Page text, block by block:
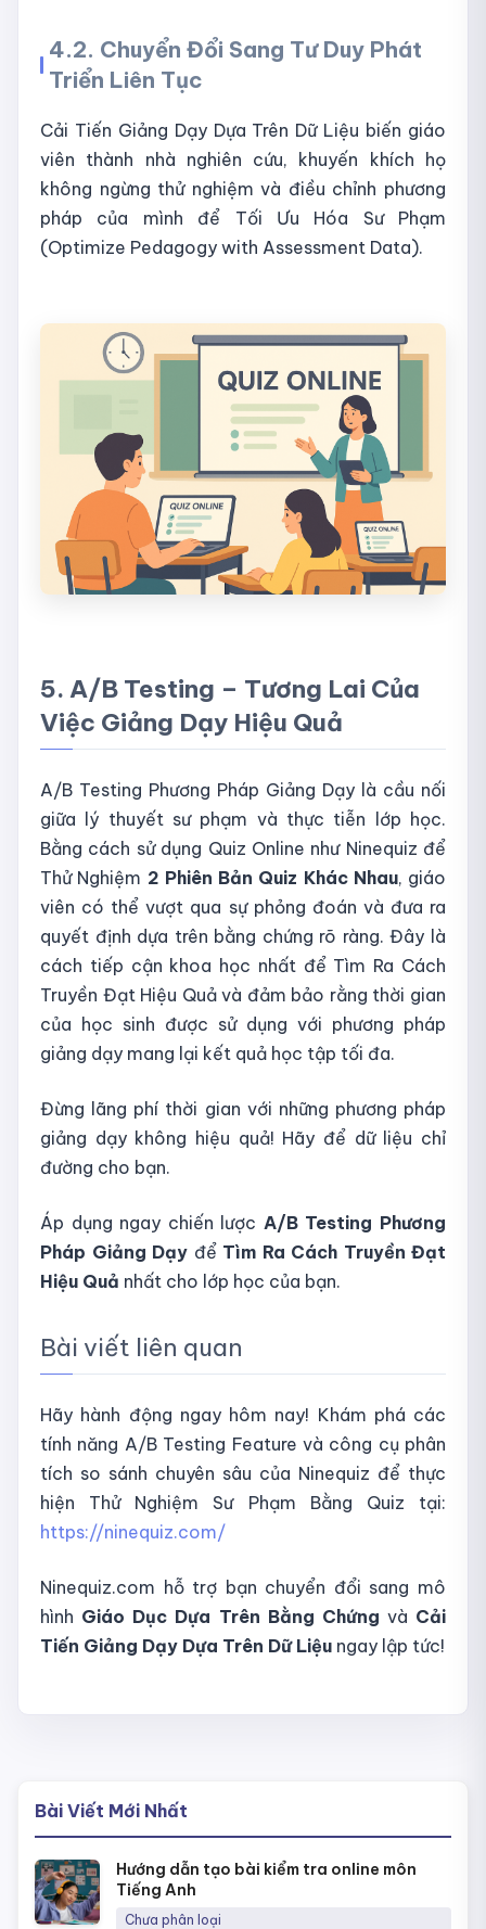
4.2. Chuyển Đổi Sang Tư Duy Phát
Triển Liên Tục
Cải Tiến Giảng Dạy Dựa Trên Dữ Liệu biến giáo
viên thành nhà nghiên cứu, khuyến khích họ
không ngừng thử nghiệm và điều chỉnh phương
pháp của mình để Tối Ưu Hóa Sư Phạm
(Optimize Pedagogy with Assessment Data).
5. A/B Testing – Tương Lai Của
Việc Giảng Dạy Hiệu Quả
A/B Testing Phương Pháp Giảng Dạy là cầu nối
giữa lý thuyết sư phạm và thực tiễn lớp học.
Bằng cách sử dụng Quiz Online như Ninequiz để
Thử Nghiệm 2 Phiên Bản Quiz Khác Nhau, giáo
viên có thể vượt qua sự phỏng đoán và đưa ra
quyết định dựa trên bằng chứng rõ ràng. Đây là
cách tiếp cận khoa học nhất để Tìm Ra Cách
Truyền Đạt Hiệu Quả và đảm bảo rằng thời gian
của học sinh được sử dụng với phương pháp
giảng dạy mang lại kết quả học tập tối đa.
Đừng lãng phí thời gian với những phương pháp
giảng dạy không hiệu quả! Hãy để dữ liệu chỉ
đường cho bạn.
Áp dụng ngay chiến lược A/B Testing Phương
Pháp Giảng Dạy để Tìm Ra Cách Truyền Đạt
Hiệu Quả nhất cho lớp học của bạn.
Bài viết liên quan
Hãy hành động ngay hôm nay! Khám phá các
tính năng A/B Testing Feature và công cụ phân
tích so sánh chuyên sâu của Ninequiz để thực
hiện Thử Nghiệm Sư Phạm Bằng Quiz tại:
https://ninequiz.com/
Ninequiz.com hỗ trợ bạn chuyển đổi sang mô
hình Giáo Dục Dựa Trên Bằng Chứng và Cải
Tiến Giảng Dạy Dựa Trên Dữ Liệu ngay lập tức!
Bài Viết Mới Nhất
Hướng dẫn tạo bài kiểm tra online môn
Tiếng Anh
Chưa phân loại